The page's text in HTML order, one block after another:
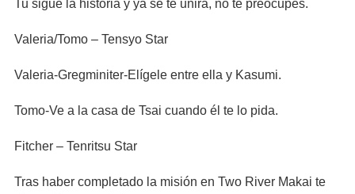
Tu sigue la historia y ya se te unirá, no te preocupes.
Valeria/Tomo – Tensyo Star
Valeria-Gregminiter-Elígele entre ella y Kasumi.
Tomo-Ve a la casa de Tsai cuando él te lo pida.
Fitcher – Tenritsu Star
Tras haber completado la misión en Two River Makai te